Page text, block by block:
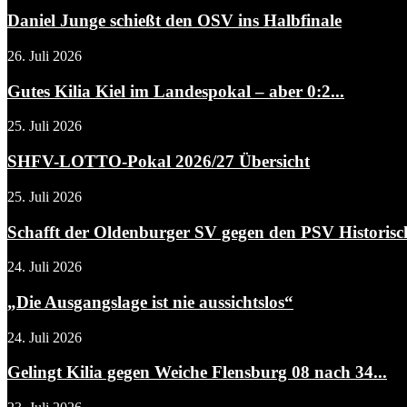
Daniel Junge schießt den OSV ins Halbfinale
26. Juli 2026
Gutes Kilia Kiel im Landespokal – aber 0:2...
25. Juli 2026
SHFV-LOTTO-Pokal 2026/27 Übersicht
25. Juli 2026
Schafft der Oldenburger SV gegen den PSV
24. Juli 2026
„Die Ausgangslage ist nie aussichtslos“
24. Juli 2026
Gelingt Kilia gegen Weiche Flensburg 08 nach 34...